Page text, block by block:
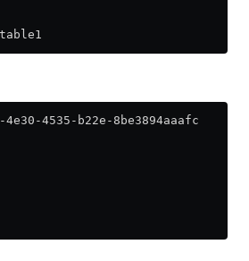
table1
4535-b22e-8be3894aaafc